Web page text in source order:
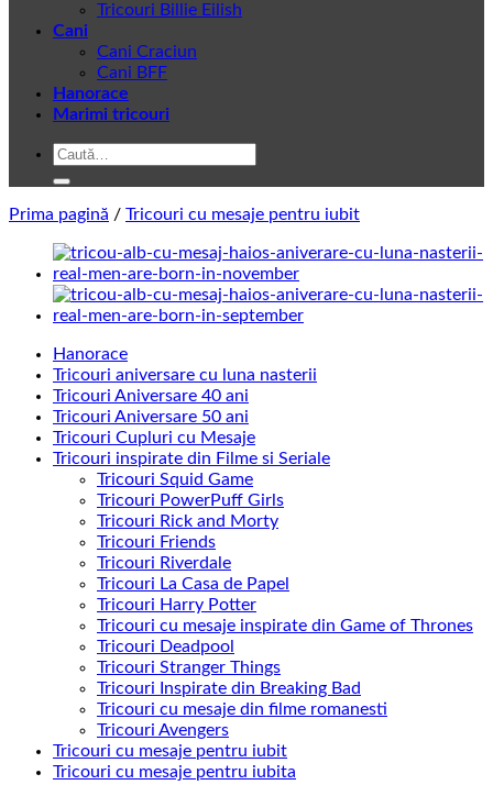
Tricouri Billie Eilish
Cani
Cani Craciun
Cani BFF
Hanorace
Marimi tricouri
Caută
Prima pagină / Tricouri cu mesaje pentru iubit
Hanorace
Tricouri aniversare cu luna nasterii
Tricouri Aniversare 40 ani
Tricouri Aniversare 50 ani
Tricouri Cupluri cu Mesaje
Tricouri inspirate din Filme si Seriale
Tricouri Squid Game
Tricouri PowerPuff Girls
Tricouri Rick and Morty
Tricouri Friends
Tricouri Riverdale
Tricouri La Casa de Papel
Tricouri Harry Potter
Tricouri cu mesaje inspirate din Game of Thrones
Tricouri Deadpool
Tricouri Stranger Things
Tricouri Inspirate din Breaking Bad
Tricouri cu mesaje din filme romanesti
Tricouri Avengers
Tricouri cu mesaje pentru iubit
Tricouri cu mesaje pentru iubita